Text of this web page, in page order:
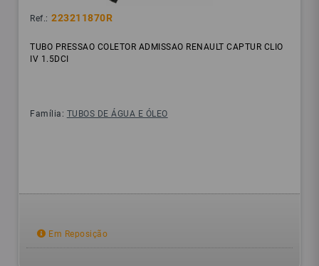
Ref.: 223211870R
TUBO PRESSAO COLETOR ADMISSAO RENAULT CAPTUR CLIO
IV 1.5DCI
Família: TUBOS DE ÁGUA E ÓLEO
Em Reposição